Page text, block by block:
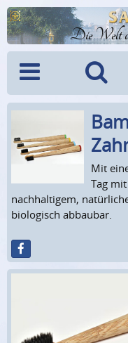
Die Welt
Suche
Mit
Tag
nachhaltigem,
biologisch abbaubar.